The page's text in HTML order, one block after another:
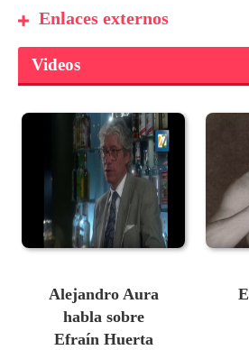
Enlaces externos
Videos
Alejandro Aura
habla sobre
Efraín Huerta